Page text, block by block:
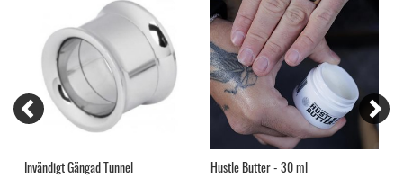
Invändigt Gängad Tunnel Hustle Butter - 30 ml